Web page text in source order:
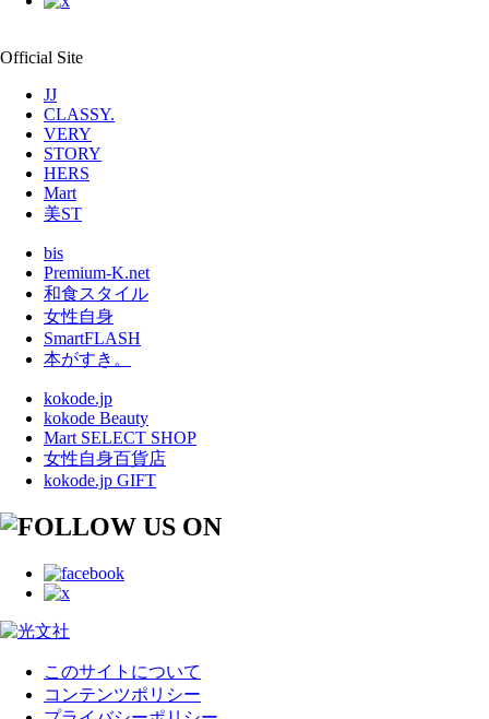
Official Site
JJ
CLASSY.
VERY
STORY
HERS
Mart
美ST
bis
Premium-K.net
和食スタイル
女性自身
SmartFLASH
本がすき。
kokode.jp
kokode Beauty
Mart SELECT SHOP
女性自身百貨店
kokode.jp GIFT
このサイトについて
コンテンツポリシー